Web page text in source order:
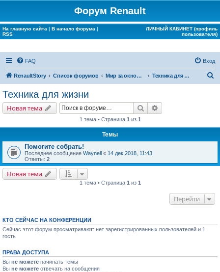
Форум Renault
На главную сайта | В начало форума |
RSS
ЛИЧНЫЙ КАБИНЕТ (профиль
пользователя)
FAQ Вход
RenaultStory Список форумов Мир за окном Renault Техника для жизни
Техника для жизни
Новая тема Поиск
1 тема • Страница 1 из 1
Темы
Помогите собрать!
Последнее сообщение Waynell « 14 дек 2018, 11:43
Ответы: 2
Новая тема
1 тема • Страница 1 из 1
Перейти
КТО СЕЙЧАС НА КОНФЕРЕНЦИИ
Сейчас этот форум просматривают: нет зарегистрированных пользователей и 1
гость
ПРАВА ДОСТУПА
Вы не можете начинать темы
Вы не можете отвечать на сообщения